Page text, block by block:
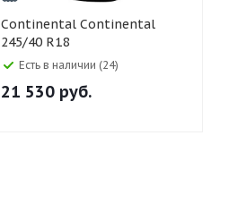
Continental Continental
245/40 R18
ContiSportContact 5 97Y
Есть в наличии (24)
21 530 руб.